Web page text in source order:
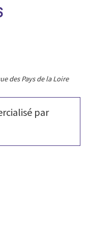
des Pays de la Loire
par